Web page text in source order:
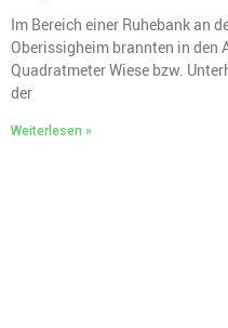
Im Bereich einer Ruhebank an
Oberissigheim brannten in den
Quadratmeter Wiese bzw.
der
Weiterlesen »